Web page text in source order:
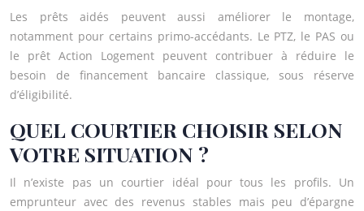
Les prêts aidés peuvent aussi améliorer le montage,
notamment pour certains primo-accédants. Le PTZ, le PAS ou
le prêt Action Logement peuvent contribuer à réduire le
besoin de financement bancaire classique, sous réserve
d’éligibilité.
QUEL COURTIER CHOISIR SELON
VOTRE SITUATION ?
Il n’existe pas un courtier idéal pour tous les profils. Un
emprunteur avec des revenus stables mais peu d’épargne